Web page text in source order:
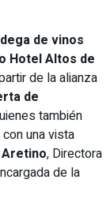
de vinos
Hotel Altos de
de la alianza
de
también
una vista
, Directora
de la